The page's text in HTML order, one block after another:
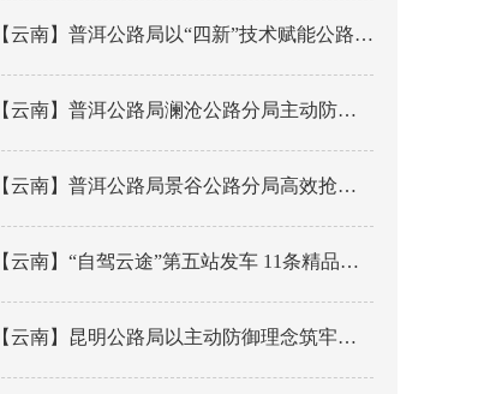
【云南】普洱公路局以“四新”技术赋能公路养护
【云南】普洱公路局澜沧公路分局主动防御成功处置214国道山体崩塌险情
【云南】普洱公路局景谷公路分局高效抢通紧急送医村路
【云南】“自驾云途”第五站发车 11条精品线路串起全域风光
【云南】昆明公路局以主动防御理念筑牢汛期安全防线